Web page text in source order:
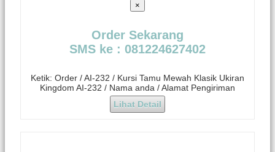
×
Order Sekarang
SMS ke : 081224627402
Ketik: Order / AI-232 / Kursi Tamu Mewah Klasik Ukiran
Kingdom AI-232 / Nama anda / Alamat Pengiriman
Lihat Detail